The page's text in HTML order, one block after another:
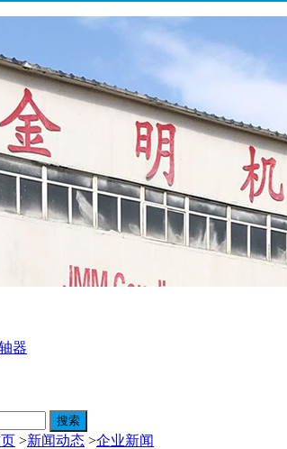
器
>新闻动态 >企业新闻